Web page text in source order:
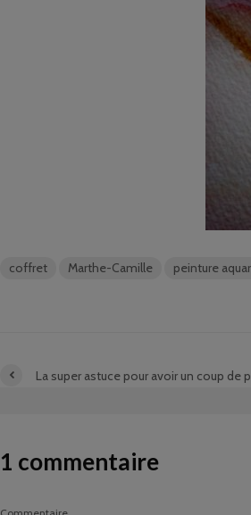
coffret Marthe-Camille peinture
La super astuce pour avoir un coup de
1 commentaire